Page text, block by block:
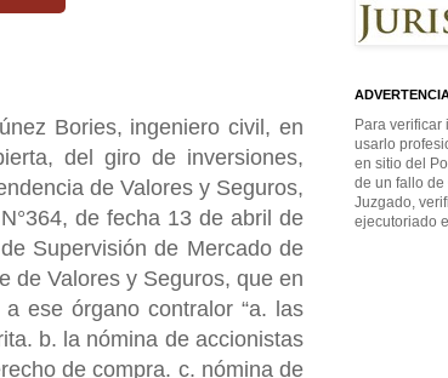
Bories, ingeniero civil, en
del giro de inversiones,
de Valores y Seguros,
de fecha 13 de abril de
Supervisión de Mercado de
de Valores y Seguros, que en
ese órgano contralor “a. las
b. la nómina de accionistas
de compra. c. nómina de
Para verificar
usarlo
en sitio del
de un fallo de
Juzgado,
ejecutoriado